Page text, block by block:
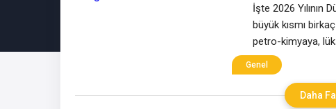
İşte 2026 Yılının
büyük kısmı
petro-kimyaya,
listesinde dikkat
servetlerinin
Genel
Daha